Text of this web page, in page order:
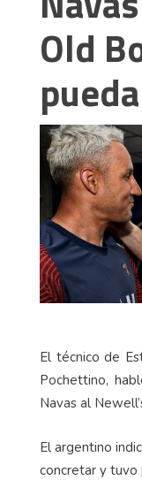
Old
El técnico de
Pochettino,
Navas al
El argentino
concretar y tuvo